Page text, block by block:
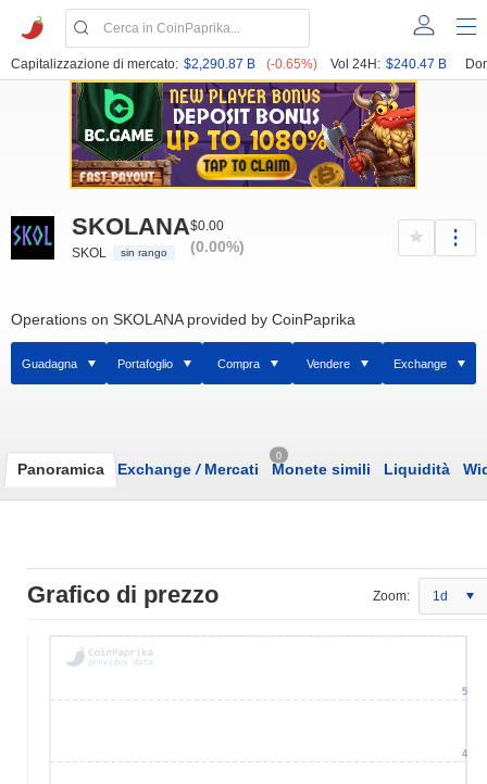
Capitalizzazione di mercato: $2,290.87 B (-0.65%) Vol 24H: $240.47 B
SKOLANA
SKOL sin rango
$0.00
(0.00%)
Operations on SKOLANA provided by CoinPaprika
Guadagna Portafoglio Compra Vendere Exchange
Panoramica Exchange /Mercati
0
Monete simili Liquidità
Grafico di prezzo Zoom: 1d
4
5